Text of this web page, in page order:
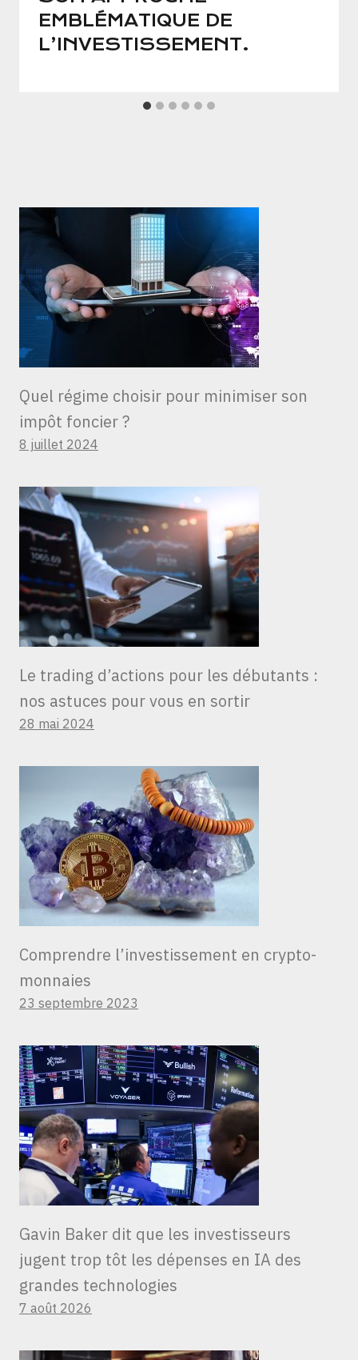
EMBLÉMATIQUE DE
L’INVESTISSEMENT.
Quel régime choisir pour minimiser son
impôt foncier ?
8 juillet 2024
Le trading d’actions pour les débutants :
nos astuces pour vous en sortir
28 mai 2024
Comprendre l’investissement en crypto-
monnaies
23 septembre 2023
Gavin Baker dit que les investisseurs
jugent trop tôt les dépenses en IA des
grandes technologies
7 août 2026